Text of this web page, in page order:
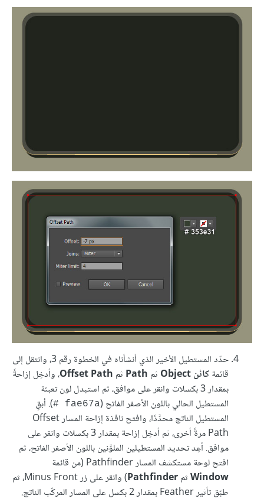
حدّد المستطيل الأخير الذي أنشأناه في الخطوة رقم 3، وانتقل إلى
قائمةكائن Object ثم Path ثم Offset Path، وأدخِل إزاحةً
بمقدار 3 بكسلات وانقر على موافق، ثم استبدل لون تعبئة
المستطيل الحالي باللون الأصفر الفاتح (‎# fae67a). أبقِ
المستطيل الناتج محدَّدًا، وافتح نافذة إزاحة المسار Offset
Path مرةً أخرى، ثم أدخِل إزاحة بمقدار 3 بكسلات وانقر على
موافق. أعِد تحديد المستطيلين الملوَّنين باللون الأصفر الفاتح، ثم
افتح لوحة مستكشف المسار Pathfinder (من قائمة
WindowثمPathfinder
) وانقر على زر Minus Front، ثم
طبّق تأثير Feather بمقدار 2 بكسل على المسار المركّب الناتج.